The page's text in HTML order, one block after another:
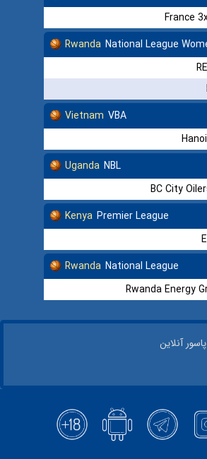
France
Rwanda National League
Vietnam VBA
Uganda NBL
BC City
Kenya Premier League
Rwanda National League
Rwanda Energy
آنلاین